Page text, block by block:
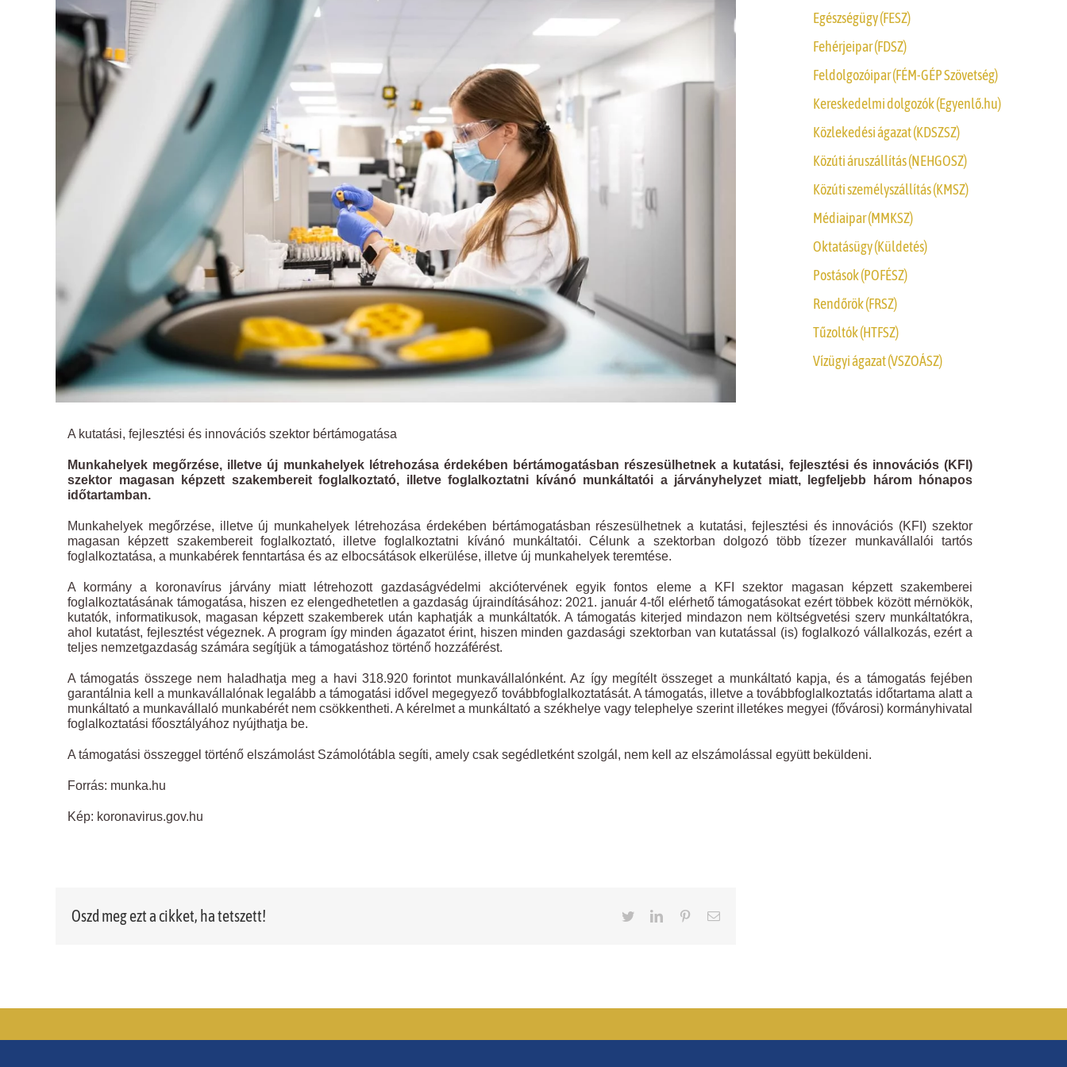
A kutatási, fejlesztési és innovációs szektor bértámogatása
Munkahelyek megőrzése, illetve új munkahelyek létrehozása érdekében bértámogatásban részesülhetnek a kutatási, fejlesztési és innovációs (KFI)
szektor magasan képzett szakembereit foglalkoztató, illetve foglalkoztatni kívánó munkáltatói a járványhelyzet miatt, legfeljebb három hónapos
időtartamban.
Munkahelyek megőrzése, illetve új munkahelyek létrehozása érdekében bértámogatásban részesülhetnek a kutatási, fejlesztési és innovációs (KFI) szektor
magasan képzett szakembereit foglalkoztató, illetve foglalkoztatni kívánó munkáltatói. Célunk a szektorban dolgozó több tízezer munkavállalói tartós
foglalkoztatása, a munkabérek fenntartása és az elbocsátások elkerülése, illetve új munkahelyek teremtése.
A kormány a koronavírus járvány miatt létrehozott gazdaságvédelmi akciótervének egyik fontos eleme a KFI szektor magasan képzett szakemberei
foglalkoztatásának támogatása, hiszen ez elengedhetetlen a gazdaság újraindításához: 2021. január 4-től elérhető támogatásokat ezért többek között mérnökök,
kutatók, informatikusok, magasan képzett szakemberek után kaphatják a munkáltatók. A támogatás kiterjed mindazon nem költségvetési szerv munkáltatókra,
ahol kutatást, fejlesztést végeznek. A program így minden ágazatot érint, hiszen minden gazdasági szektorban van kutatással (is) foglalkozó vállalkozás, ezért a
teljes nemzetgazdaság számára segítjük a támogatáshoz történő hozzáférést.
A támogatás összege nem haladhatja meg a havi 318.920 forintot munkavállalónként. Az így megítélt összeget a munkáltató kapja, és a támogatás fejében
garantálnia kell a munkavállalónak legalább a támogatási idővel megegyező továbbfoglalkoztatását. A támogatás, illetve a továbbfoglalkoztatás időtartama alatt a
munkáltató a munkavállaló munkabérét nem csökkentheti. A kérelmet a munkáltató a székhelye vagy telephelye szerint illetékes megyei (fővárosi) kormányhivatal
foglalkoztatási főosztályához nyújthatja be.
A támogatási összeggel történő elszámolást Számolótábla segíti, amely csak segédletként szolgál, nem kell az elszámolással együtt beküldeni.
Forrás: munka.hu
Kép: koronavirus.gov.hu
Oszd meg ezt a cikket, ha tetszett! TwitterLinkedInPinterestEmail
Egészségügy (FESZ)
Fehérjeipar (FDSZ)
Feldolgozóipar (FÉM-GÉP Szövetség)
Kereskedelmi dolgozók (Egyenlő.hu)
Közlekedési ágazat (KDSZSZ)
Közúti áruszállítás (NEHGOSZ)
Közúti személyszállítás (KMSZ)
Médiaipar (MMKSZ)
Oktatásügy (Küldetés)
Postások (POFÉSZ)
Rendőrök (FRSZ)
Tűzoltók (HTFSZ)
Vízügyi ágazat (VSZOÁSZ)